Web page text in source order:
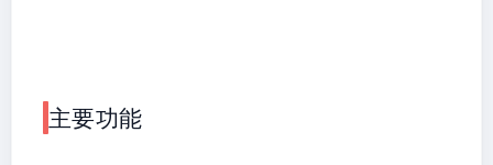
主要功能